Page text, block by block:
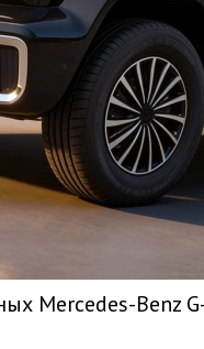
Mercedes-Benz